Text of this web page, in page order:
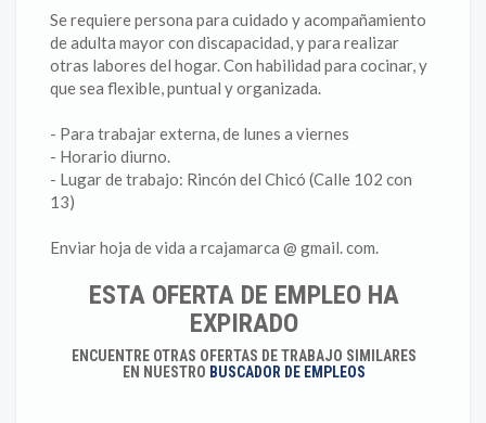
Se requiere persona para cuidado y acompañamiento
de adulta mayor con discapacidad, y para realizar
otras labores del hogar. Con habilidad para cocinar, y
que sea flexible, puntual y organizada.
- Para trabajar externa, de lunes a viernes
- Horario diurno.
- Lugar de trabajo: Rincón del Chicó (Calle 102 con
13)
Enviar hoja de vida a rcajamarca @ gmail. com.
ESTA OFERTA DE EMPLEO HA
EXPIRADO
ENCUENTRE OTRAS OFERTAS DE TRABAJO SIMILARES
EN NUESTRO BUSCADOR DE EMPLEOS